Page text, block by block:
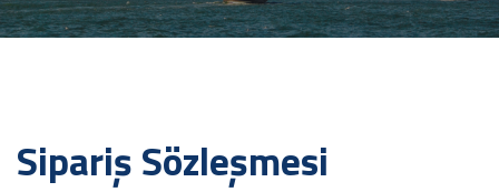
Sipariş Sözleşmesi